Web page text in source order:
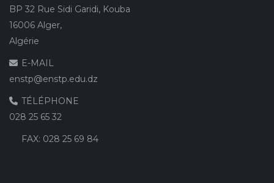
BP 32 Rue Sidi Garidi, Kouba
16006 Alger,
Algérie
E-MAIL
enstp@enstp.edu.dz
TÉLÉPHONE
028 25 65 32
FAX: 028 25 69 84